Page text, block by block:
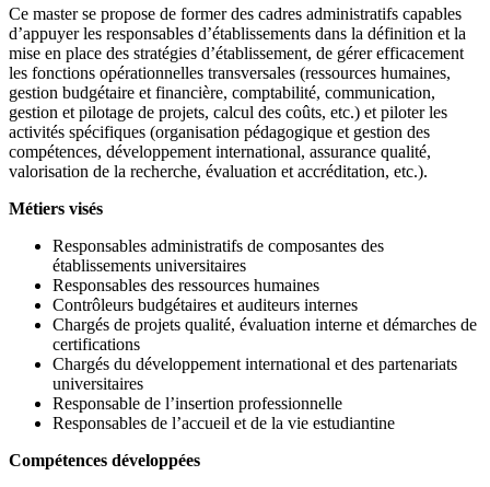
Ce master se propose de former des cadres administratifs capables
d’appuyer les responsables d’établissements dans la définition et la
mise en place des stratégies d’établissement, de gérer efficacement
les fonctions opérationnelles transversales (ressources humaines,
gestion budgétaire et financière, comptabilité, communication,
gestion et pilotage de projets, calcul des coûts, etc.) et piloter les
activités spécifiques (organisation pédagogique et gestion des
compétences, développement international, assurance qualité,
valorisation de la recherche, évaluation et accréditation, etc.).
Métiers visés
Responsables administratifs de composantes des
établissements universitaires
Responsables des ressources humaines
Contrôleurs budgétaires et auditeurs internes
Chargés de projets qualité, évaluation interne et démarches de
certifications
Chargés du développement international et des partenariats
universitaires
Responsable de l’insertion professionnelle
Responsables de l’accueil et de la vie estudiantine
Compétences développées